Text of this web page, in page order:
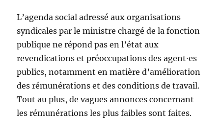
L’agenda social adressé aux organisations
syndicales par le ministre chargé de la fonction
publique ne répond pas en l’état aux
revendications et préoccupations des agent⋅es
publics, notamment en matière d’amélioration
des rémunérations et des conditions de travail.
Tout au plus, de vagues annonces concernant
les rémunérations les plus faibles sont faites.